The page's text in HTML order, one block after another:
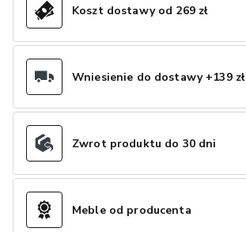
Koszt dostawy od 269 zł
Wniesienie do dostawy +139 zł
Zwrot produktu do 30 dni
Meble od producenta